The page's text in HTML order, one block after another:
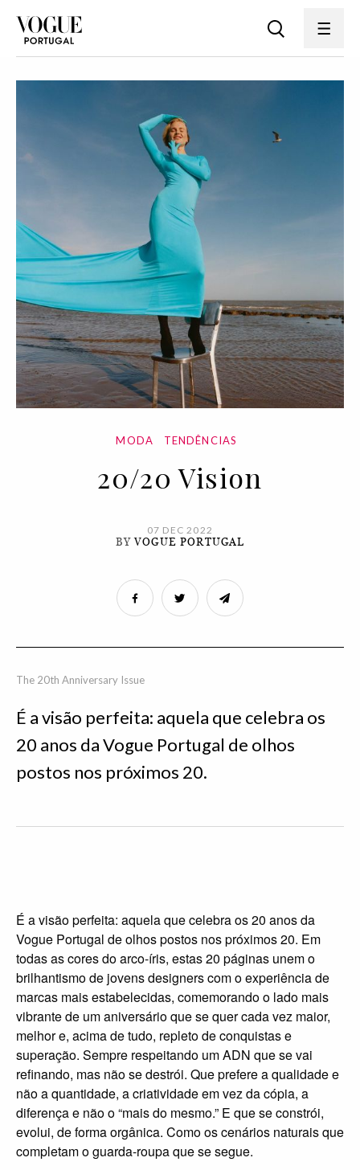
MODA TENDÊNCIAS
20/20 Vision
07 DEC 2022
BYVOGUE PORTUGAL
The 20th Anniversary Issue
É a visão perfeita: aquela que celebra os
20 anos da Vogue Portugal de olhos
postos nos próximos 20.
É a visão perfeita: aquela que celebra os 20 anos da
Vogue Portugal de olhos postos nos próximos 20. Em
todas as cores do arco-íris, estas 20 páginas unem o
brilhantismo de jovens designers com o experiência de
marcas mais estabelecidas, comemorando o lado mais
vibrante de um aniversário que se quer cada vez maior,
melhor e, acima de tudo, repleto de conquistas e
superação. Sempre respeitando um ADN que se vai
refinando, mas não se destrói. Que prefere a qualidade e
não a quantidade, a criatividade em vez da cópia, a
diferença e não o “mais do mesmo.” E que se constrói,
evolui, de forma orgânica. Como os cenários naturais que
completam o guarda-roupa que se segue.